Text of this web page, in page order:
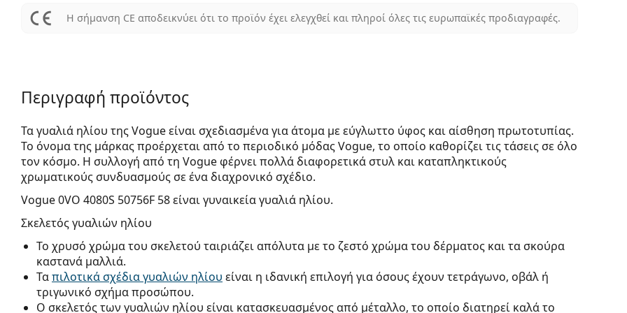
Η σήμανση CE αποδεικνύει ότι το προϊόν έχει ελεγχθεί και πληροί όλες τις ευρωπαϊκές προδιαγραφές.
Περιγραφή προϊόντος
Τα γυαλιά ηλίου της Vogue είναι σχεδιασμένα για άτομα με εύγλωττο ύφος και αίσθηση πρωτοτυπίας.
Το όνομα της μάρκας προέρχεται από το περιοδικό μόδας Vogue, το οποίο καθορίζει τις τάσεις σε όλο
τον κόσμο. Η συλλογή από τη Vogue φέρνει πολλά διαφορετικά στυλ και καταπληκτικούς
χρωματικούς συνδυασμούς σε ένα διαχρονικό σχέδιο.
Vogue 0VO 4080S 50756F 58είναι γυναικεία γυαλιά ηλίου.
Σκελετός γυαλιών ηλίου
Το χρυσό χρώμα του σκελετού ταιριάζει απόλυτα με το ζεστό χρώμα του δέρματος και τα σκούρα
καστανά μαλλιά.
Ταπιλοτικά σχέδια γυαλιών ηλίου είναι η ιδανική επιλογή για όσους έχουν τετράγωνο, οβάλ ή
τριγωνικό σχήμα προσώπου.
Ο σκελετός των γυαλιών ηλίου είναι κατασκευασμένος από μέταλλο, το οποίο διατηρεί καλά το